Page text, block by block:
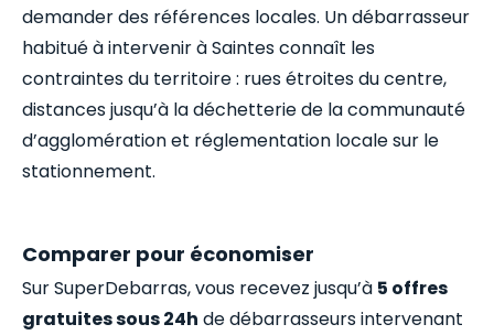
demander des références locales. Un débarrasseur
habitué à intervenir à Saintes connaît les
contraintes du territoire : rues étroites du centre,
distances jusqu’à la déchetterie de la communauté
d’agglomération et réglementation locale sur le
stationnement.
Comparer pour économiser
Sur SuperDebarras, vous recevez jusqu’à 5 offres
gratuites sous 24h de débarrasseurs intervenant